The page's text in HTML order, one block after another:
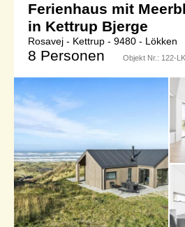
Ferienhaus mit
in Kettrup Bjerge
Rosavej - Kettrup - 9480 - Lökken
8 Personen Objekt Nr.: 122-